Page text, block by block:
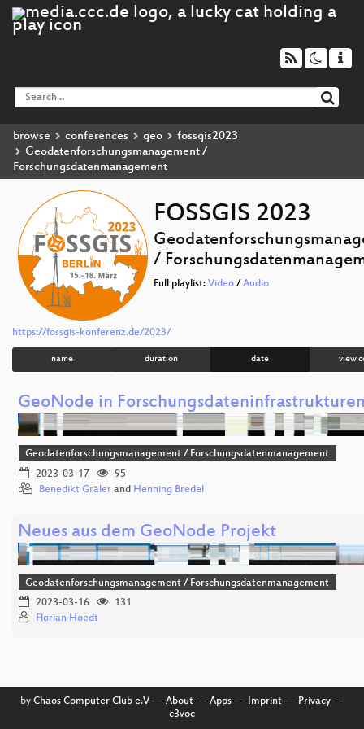
browse conferences geo
fossgis2023
Geodatenforschungsmanagement /
Forschungsdatenmanagement
FOSSGIS 2023
/
Full playlist: Video/ Audio
https://fossgis-konferenz.de/2023/
name duration date view
GeoNode in
Geodatenforschungsmanagement / Forschungsdatenmanagement
2023-03-17
95
Benedikt Gräler and Henning Bredel
Neues aus dem GeoNode Projekt
Geodatenforschungsmanagement / Forschungsdatenmanagement
2023-03-16
131
Florian Hoedt
by Chaos Computer Club e.V–– About–– Apps–– Imprint–– Privacy––
c3voc